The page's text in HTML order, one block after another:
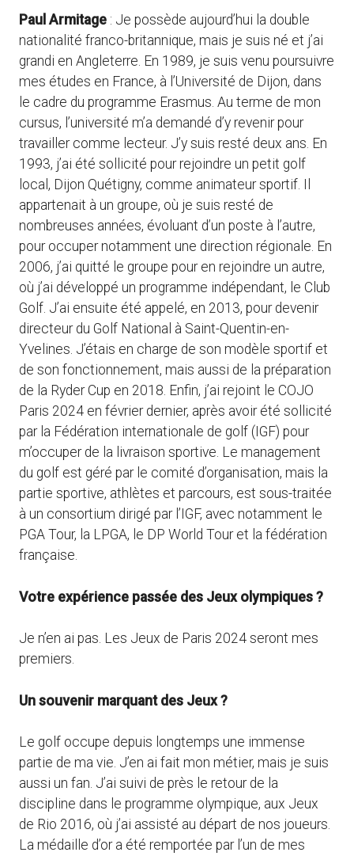
Paul Armitage : Je possède aujourd’hui la double
nationalité franco-britannique, mais je suis né et j’ai
grandi en Angleterre. En 1989, je suis venu poursuivre
mes études en France, à l’Université de Dijon, dans
le cadre du programme Erasmus. Au terme de mon
cursus, l’université m’a demandé d’y revenir pour
travailler comme lecteur. J’y suis resté deux ans. En
1993, j’ai été sollicité pour rejoindre un petit golf
local, Dijon Quétigny, comme animateur sportif. Il
appartenait à un groupe, où je suis resté de
nombreuses années, évoluant d’un poste à l’autre,
pour occuper notamment une direction régionale. En
2006, j’ai quitté le groupe pour en rejoindre un autre,
où j’ai développé un programme indépendant, le Club
Golf. J’ai ensuite été appelé, en 2013, pour devenir
directeur du Golf National à Saint-Quentin-en-
Yvelines. J’étais en charge de son modèle sportif et
de son fonctionnement, mais aussi de la préparation
de la Ryder Cup en 2018. Enfin, j’ai rejoint le COJO
Paris 2024 en février dernier, après avoir été sollicité
par la Fédération internationale de golf (IGF) pour
m’occuper de la livraison sportive. Le management
du golf est géré par le comité d’organisation, mais la
partie sportive, athlètes et parcours, est sous-traitée
à un consortium dirigé par l’IGF, avec notamment le
PGA Tour, la LPGA, le DP World Tour et la fédération
française.
Votre expérience passée des Jeux olympiques ?
Je n’en ai pas. Les Jeux de Paris 2024 seront mes
premiers.
Un souvenir marquant des Jeux ?
Le golf occupe depuis longtemps une immense
partie de ma vie. J’en ai fait mon métier, mais je suis
aussi un fan. J’ai suivi de près le retour de la
discipline dans le programme olympique, aux Jeux
de Rio 2016, où j’ai assisté au départ de nos joueurs.
La médaille d’or a été remportée par l’un de mes